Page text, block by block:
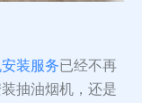
装服务已经不再
抽油烟机，还是